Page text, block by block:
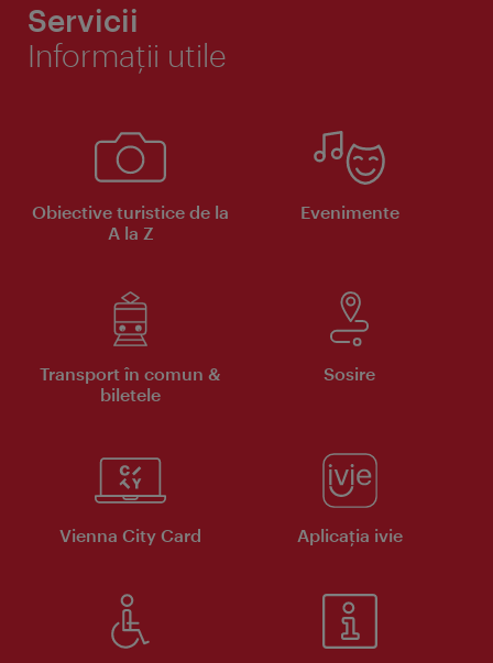
Servicii
Informaţii utile
Obiective turistice de la
A la Z
Evenimente
Transport în comun &
biletele
Sosire
Vienna City Card Aplicaţia ivie